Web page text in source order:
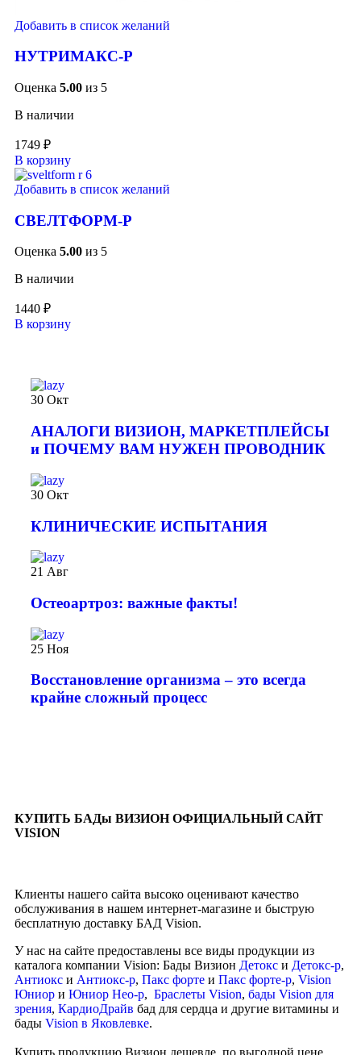
Добавить в список желаний
НУТРИМАКС-Р
Оценка 5.00 из 5
В наличии
1749 ₽
В корзину
Добавить в список желаний
СВЕЛТФОРМ-Р
Оценка 5.00 из 5
В наличии
1440 ₽
В корзину
30 Окт
АНАЛОГИ ВИЗИОН, МАРКЕТПЛЕЙСЫ
и ПОЧЕМУ ВАМ НУЖЕН ПРОВОДНИК
30 Окт
КЛИНИЧЕСКИЕ ИСПЫТАНИЯ
21 Авг
️Остеоартроз: важные факты!
25 Ноя
Восстановление организма – это всегда
крайне сложный процесс
КУПИТЬ БАДы ВИЗИОН ОФИЦИАЛЬНЫЙ САЙТ
VISION
Клиенты нашего сайта высоко оценивают качество
обслуживания в нашем интернет-магазине и быструю
бесплатную доставку БАД Vision.
У нас на сайте предоставлены все виды продукции из
каталога компании Vision: Бады Визион Детокс и Детокс-р,
Антиокс и Антиокс-р, Пакс форте и Пакс форте-р, Vision
Юниор и Юниор Нео-р, Браслеты Vision, бады Vision для
зрения, КардиоДрайв бад для сердца и другие витамины и
бады Vision в Яковлевке.
Купить продукцию Визион дешевле, по выгодной цене,